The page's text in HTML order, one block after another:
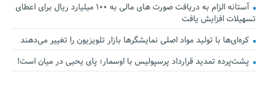
آستانه الزام به دریافت صورت های مالی به ۱۰۰ میلیارد ریال برای اعطای
تسهیلات افزایش یافت
کره‌ای‌ها با تولید مواد اصلی نمایشگرها بازار تلویزیون را تغییر می‌دهند
پشت‌پرده تمدید قرارداد پرسپولیس با اوسمار؛ پای یحیی در میان است!